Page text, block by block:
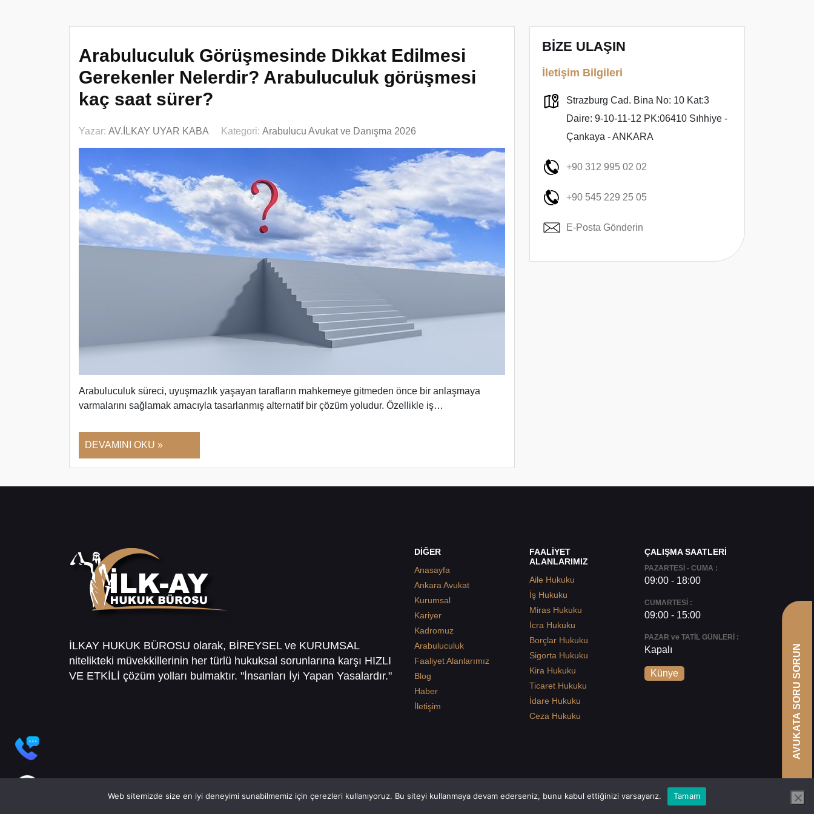
Arabuluculuk Görüşmesinde Dikkat Edilmesi
Gerekenler Nelerdir? Arabuluculuk görüşmesi
kaç saat sürer?
Yazar: AV.İLKAY UYAR KABA Kategori: Arabulucu Avukat ve Danışma 2026
Arabuluculuk süreci, uyuşmazlık yaşayan tarafların mahkemeye gitmeden önce bir anlaşmaya
varmalarını sağlamak amacıyla tasarlanmış alternatif bir çözüm yoludur. Özellikle iş…
DEVAMINI OKU »
BİZE ULAŞIN
İletişim Bilgileri
Strazburg Cad. Bina No: 10 Kat:3
Daire: 9-10-11-12 PK:06410 Sıhhiye -
Çankaya - ANKARA
+90 312 995 02 02
+90 545 229 25 05
E-Posta Gönderin
İLKAY HUKUK BÜROSU olarak, BİREYSEL ve KURUMSAL
nitelikteki müvekkillerinin her türlü hukuksal sorunlarına karşı HIZLI
VE ETKİLİ çözüm yolları bulmaktır. "İnsanları İyi Yapan Yasalardır."
DİĞER
Anasayfa
Ankara Avukat
Kurumsal
Kariyer
Kadromuz
Arabuluculuk
Faaliyet Alanlarımız
Blog
Haber
İletişim
FAALİYET
ALANLARIMIZ
Aile Hukuku
İş Hukuku
Miras Hukuku
İcra Hukuku
Borçlar Hukuku
Sigorta Hukuku
Kira Hukuku
Ticaret Hukuku
İdare Hukuku
Ceza Hukuku
ÇALIŞMA SAATLERİ
PAZARTESİ - CUMA :
09:00 - 18:00
CUMARTESİ :
09:00 - 15:00
PAZAR ve TATİL GÜNLERİ :
Kapalı
Künye
Web sitemizde size en iyi deneyimi sunabilmemiz için çerezleri kullanıyoruz. Bu siteyi kullanmaya devam ederseniz, bunu kabul ettiğinizi varsayarız. Tamam
AVUKATA SORU SORUN